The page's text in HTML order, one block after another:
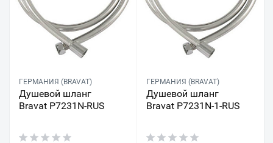
ГЕРМАНИЯ (BRAVAT)
Душевой шланг
Bravat P7231N-RUS
ГЕРМАНИЯ (BRAVAT)
Душевой шланг
Bravat P7231N-1-RUS